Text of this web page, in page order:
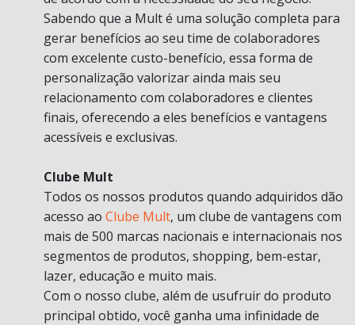
Sabendo que a Mult é uma solução completa para
gerar benefícios ao seu time de colaboradores
com excelente custo-benefício, essa forma de
personalização valorizar ainda mais seu
relacionamento com colaboradores e clientes
finais, oferecendo a eles benefícios e vantagens
acessíveis e exclusivas.
Clube Mult
Todos os nossos produtos quando adquiridos dão
acesso ao Clube Mult, um clube de vantagens com
mais de 500 marcas nacionais e internacionais nos
segmentos de produtos, shopping, bem-estar,
lazer, educação e muito mais.
Com o nosso clube, além de usufruir do produto
principal obtido, você ganha uma infinidade de